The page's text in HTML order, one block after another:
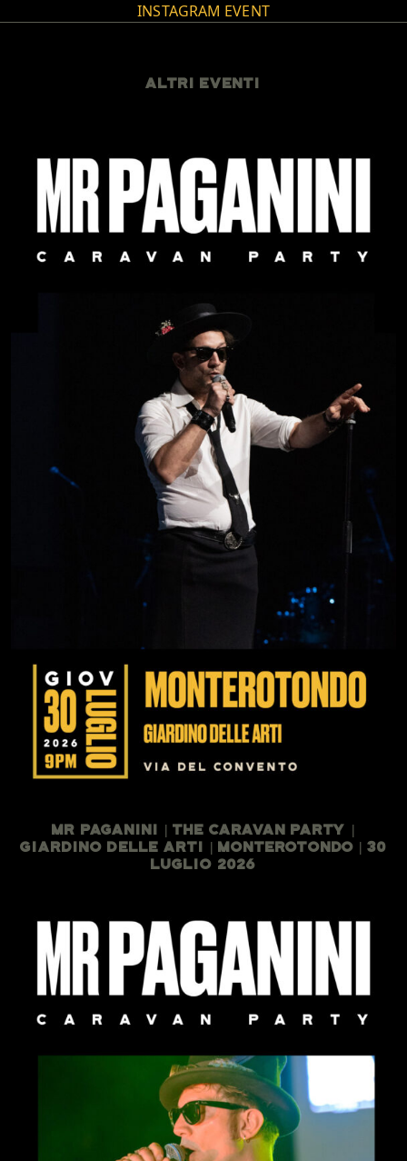
INSTAGRAM EVENT
ALTRI EVENTI
Mr Paganini | The Caravan Party |
Giardino Delle Arti | Monterotondo | 30
Luglio 2026